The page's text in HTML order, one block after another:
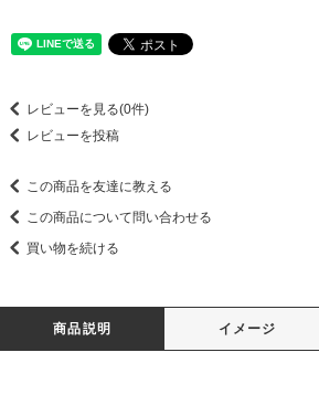
レビューを見る(0件)
レビューを投稿
この商品を友達に教える
この商品について問い合わせる
買い物を続ける
商品説明 イメージ